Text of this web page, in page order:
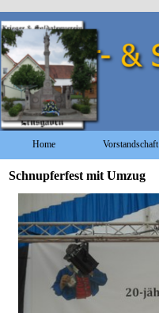
Home Vorstandschaft
Schnupferfest mit Umzug